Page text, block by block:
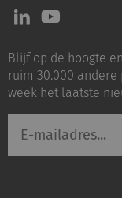
Volg
ons
LinkedIn
Volg
ons
Youtube
Blijf op de hoogte
ruim 30.000
week het laatste
mailadres